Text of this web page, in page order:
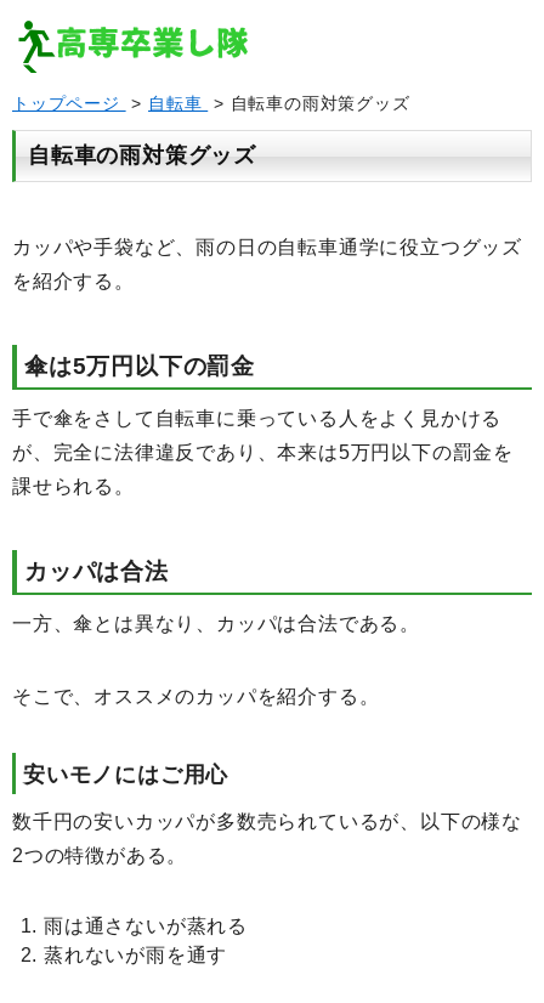
トップページ > 自転車 > 自転車の雨対策グッズ
自転車の雨対策グッズ
カッパや手袋など、雨の日の自転車通学に役立つグッズ
を紹介する。
傘は5万円以下の罰金
手で傘をさして自転車に乗っている人をよく見かける
が、完全に法律違反であり、本来は5万円以下の罰金を
課せられる。
カッパは合法
一方、傘とは異なり、カッパは合法である。
そこで、オススメのカッパを紹介する。
安いモノにはご用心
数千円の安いカッパが多数売られているが、以下の様な
2つの特徴がある。
雨は通さないが蒸れる
蒸れないが雨を通す